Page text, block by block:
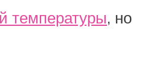
температуры, но